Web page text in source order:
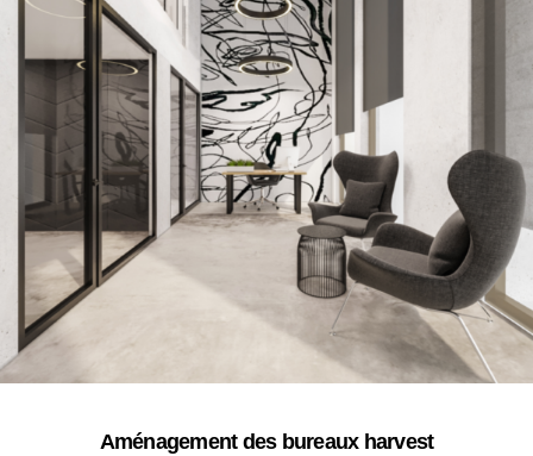
Aménagement des bureaux harvest